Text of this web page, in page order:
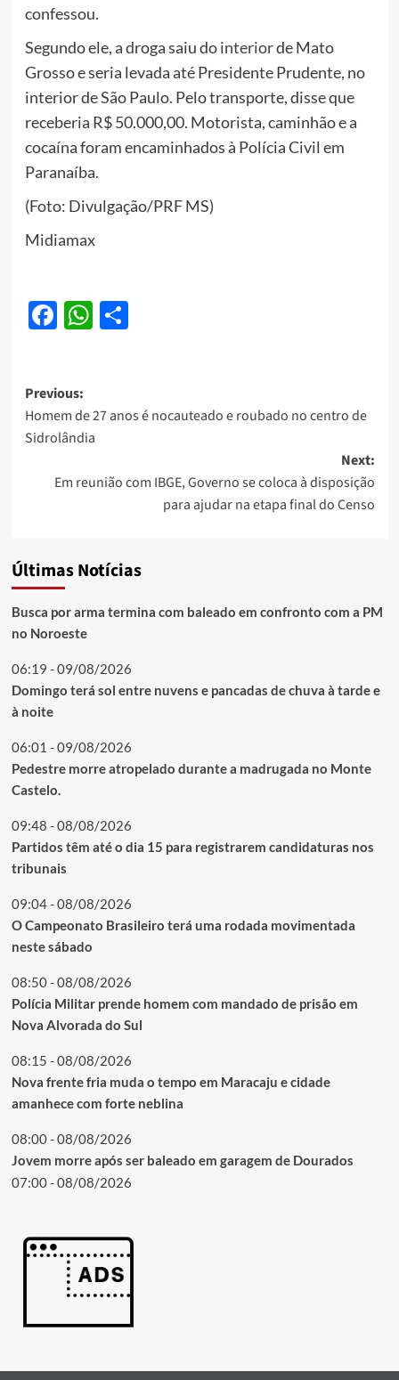
confessou.
Segundo ele, a droga saiu dointeriorde Mato
Grosso e seria levada até Presidente Prudente, no
interior de São Paulo. Pelo transporte, disse que
receberia R$ 50.000,00. Motorista, caminhão e a
cocaína foram encaminhados à Polícia Civil em
Paranaíba.
(Foto: Divulgação/PRF MS)
Midiamax
Facebook
WhatsApp
Share
Post
navigation
Previous:
Homem de 27 anos é nocauteado e roubado no centro de
Sidrolândia
Next:
Em reunião com IBGE, Governo se coloca à disposição
para ajudar na etapa final do Censo
Últimas Notícias
Busca por arma termina com baleado em confronto com a PM
no Noroeste
06:19 - 09/08/2026
Domingo terá sol entre nuvens e pancadas de chuva à tarde e
à noite
06:01 - 09/08/2026
Pedestre morre atropelado durante a madrugada no Monte
Castelo.
09:48 - 08/08/2026
Partidos têm até o dia 15 para registrarem candidaturas nos
tribunais
09:04 - 08/08/2026
O Campeonato Brasileiro terá uma rodada movimentada
neste sábado
08:50 - 08/08/2026
Polícia Militar prende homem com mandado de prisão em
Nova Alvorada do Sul
08:15 - 08/08/2026
Nova frente fria muda o tempo em Maracaju e cidade
amanhece com forte neblina
08:00 - 08/08/2026
Jovem morre após ser baleado em garagem de Dourados
07:00 - 08/08/2026